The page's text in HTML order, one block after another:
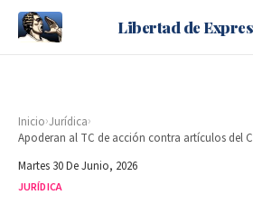
Libertad de
Inicio›Jurídica›
Martes 30 De Junio, 2026
JURÍDICA